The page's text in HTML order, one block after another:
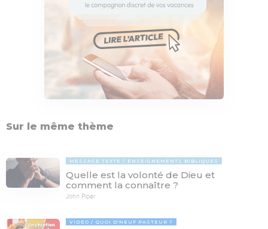
Sur le même thème
MESSAGE TEXTE ENSEIGNEMENTS BIBLIQUES
Quelle est la volonté de Dieu et
comment la connaître ?
John Piper
VIDÉO QUOI D'NEUF PASTEUR ?